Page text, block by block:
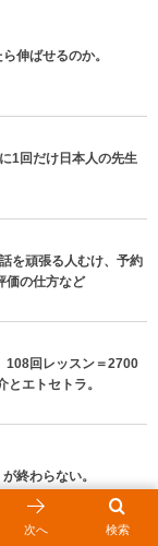
伸ばせるのか。
1回だけ日本人の先生
を頑張る人むけ、予約
価の仕方など
回レッスン＝2700
エトセトラ。
終わらない。
検索
次へ